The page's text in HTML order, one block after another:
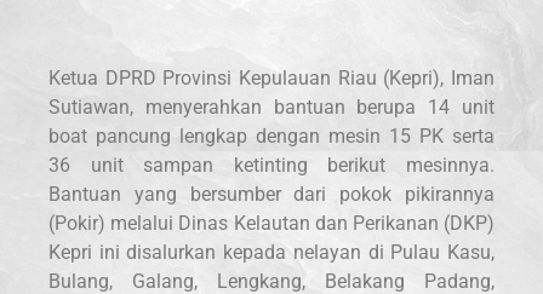
Ketua DPRD Provinsi Kepulauan Riau (Kepri), Iman
Sutiawan, menyerahkan bantuan berupa 14 unit
boat pancung lengkap dengan mesin 15 PK serta
36 unit sampan ketinting berikut mesinnya.
Bantuan yang bersumber dari pokok pikirannya
(Pokir) melalui Dinas Kelautan dan Perikanan (DKP)
Kepri ini disalurkan kepada nelayan di Pulau Kasu,
Bulang, Galang, Lengkang, Belakang Padang,